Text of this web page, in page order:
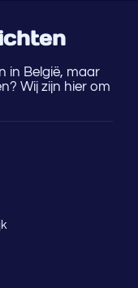
in België, maar
Wij zijn hier om